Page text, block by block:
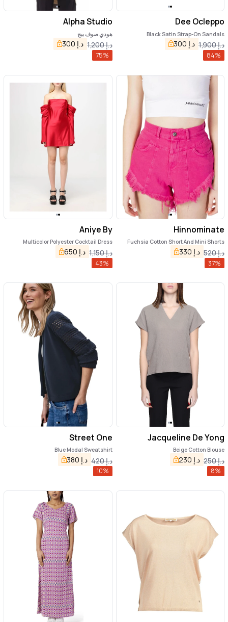
Dee Ocleppo
Black Satin Strap-On Sandals
د.إ1,900 د.إ 300
84%
Alpha Studio
هودي صوف بيج
د.إ1,200 د.إ 300
75%
Hinnominate
Fuchsia Cotton Short And Mini Shorts
د.إ520 د.إ 330
37%
Aniye By
Multicolor Polyester Cocktail Dress
د.إ1,150 د.إ 650
43%
Jacqueline De Yong
Beige Cotton Blouse
د.إ250 د.إ 230
8%
Street One
Blue Modal Sweatshirt
د.إ420 د.إ 380
10%